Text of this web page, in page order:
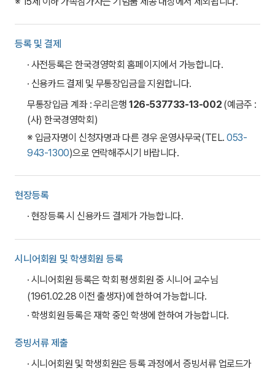
등록 및 결제
· 사전등록은 한국경영학회 홈페이지에서 가능합니다.
· 신용카드 결제 및 무통장입금을 지원합니다.
무통장입금 계좌 : 우리은행 126-537733-13-002 (예금주 :
(사) 한국경영학회)
※ 입금자명이 신청자명과 다른 경우 운영사무국(TEL.053-
943-1300)으로 연락해주시기 바랍니다.
현장등록
· 현장등록 시 신용카드 결제가 가능합니다.
시니어회원 및 학생회원 등록
· 시니어회원 등록은 학회 평생회원 중 시니어 교수님
(1961.02.28 이전 출생자)에 한하여 가능합니다.
· 학생회원 등록은 재학 중인 학생에 한하여 가능합니다.
증빙서류 제출
· 시니어회원 및 학생회원은 등록 과정에서 증빙서류 업로드가